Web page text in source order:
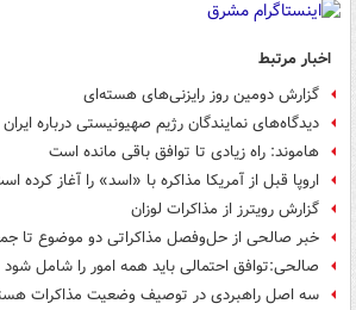
اخبار مرتبط
گزارش دومین روز رایزنی‌های هسته‌ای
دیدگاه‌های نمایندگان رژیم صهیونیستی درباره ایران
هاموند: راه زیادی تا توافق باقی مانده است
اروپا قبل از آمریکا مذاکره با «اسد» را آغاز کرده
گزارش رویترز از مذاکرات لوزان
خبر صالحی از حل‌وفصل مذاکراتی دو موضوع تا
صالحی:توافق احتمالی باید همه امور را شامل شود
سه اصل راهبردی در توصیف وضعیت مذاکرات